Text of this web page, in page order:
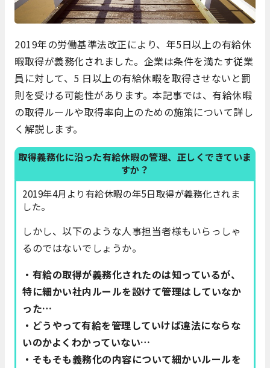
2019年の労働基準法改正により、年5日以上の有給休
暇取得が義務化されました。企業は条件を満たす従業
員に対して、5 日以上の有給休暇を取得させないと罰
則を受ける可能性があります。本記事では、有給休暇
の取得ルールや取得率向上のための施策について詳し
く解説します。
取得義務化に沿った有給休暇の管理、正しくできていま
すか？
2019年4月より有給休暇の年5日取得が義務化されま
した。
しかし、以下のような人事担当者様もいらっしゃ
るのではないでしょうか。
・有給の取得が義務化されたのは知っているが、
特に細かい社内ルールを設けて管理はしていなか
った…
・どうやって有給を管理していけば違法にならな
いのかよくわかっていない…
・そもそも義務化の内容について細かいルールを